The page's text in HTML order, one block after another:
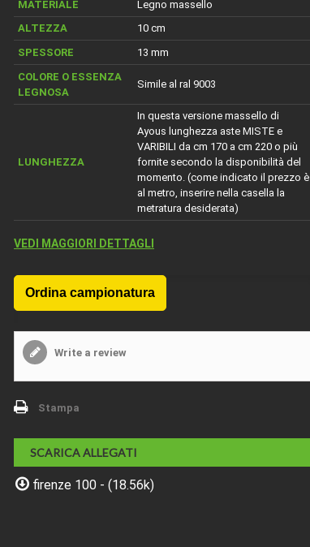
MATERIALE
Legno massello
ALTEZZA
10 cm
SPESSORE
13 mm
COLORE O ESSENZA
LEGNOSA
Simile al ral 9003
LUNGHEZZA
In questa versione massello di
Ayous lunghezza aste MISTE e
VARIBILI da cm 170 a cm 220 o più
fornite secondo la disponibilità del
momento. (come indicato il prezzo è
al metro, inserire nella casella la
metratura desiderata)
VEDI MAGGIORI DETTAGLI
Write a review
Stampa
SCARICA ALLEGATI
firenze 100 - (18.56k)